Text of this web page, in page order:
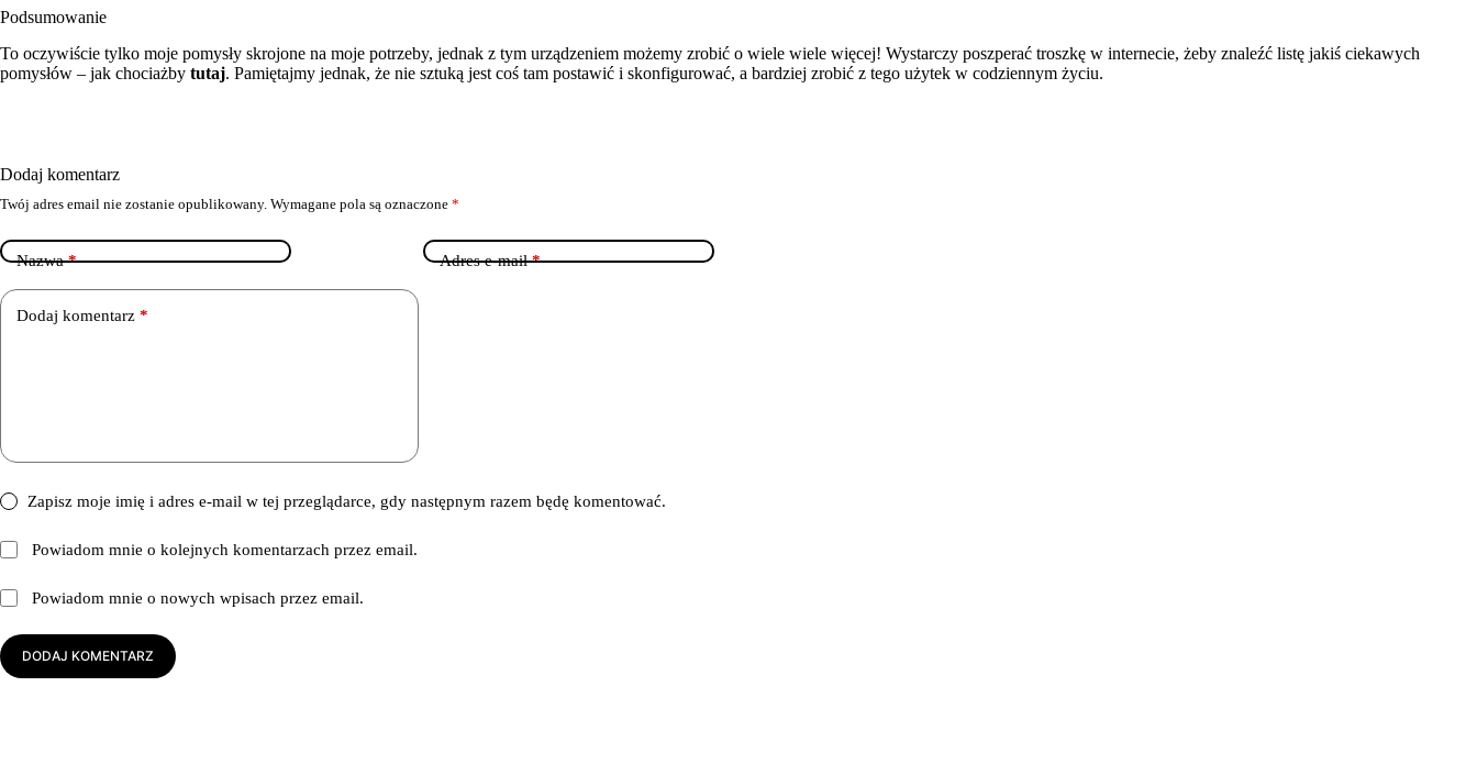
Podsumowanie
To oczywiście tylko moje pomysły skrojone na moje potrzeby, jednak z tym urządzeniem możemy zrobić o wiele wiele więcej! Wystarczy poszperać troszkę w internecie, żeby znaleźć listę jakiś ciekawych
pomysłów – jak chociażby tutaj. Pamiętajmy jednak, że nie sztuką jest coś tam postawić i skonfigurować, a bardziej zrobić z tego użytek w codziennym życiu.
Dodaj komentarz
Twój adres email nie zostanie opublikowany. Wymagane pola są oznaczone *
Nazwa* Adres e-mail*
Dodaj komentarz *
Zapisz moje imię i adres e-mail w tej przeglądarce, gdy następnym razem będę komentować.
Powiadom mnie o kolejnych komentarzach przez email.
Powiadom mnie o nowych wpisach przez email.
DODAJ KOMENTARZ